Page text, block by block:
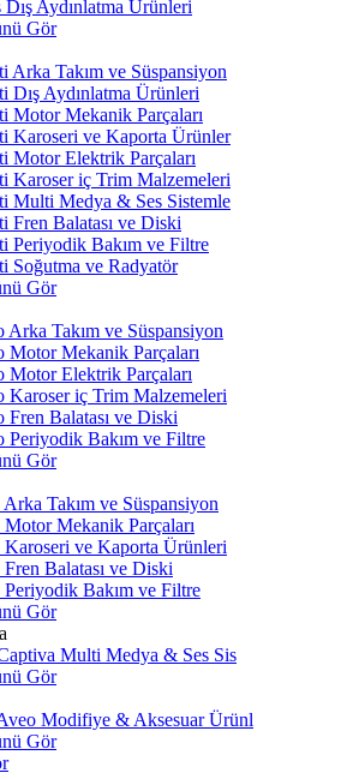
Aydınlatma Ürünleri
Gör
Arka Takım ve Süspansiyon
Dış Aydınlatma Ürünleri
Motor Mekanik Parçaları
Karoseri ve Kaporta Ürünler
Motor Elektrik Parçaları
Karoser iç Trim Malzemeleri
Multi Medya & Ses Sistemle
Fren Balatası ve Diski
Periyodik Bakım ve Filtre
Soğutma ve Radyatör
Gör
Arka Takım ve Süspansiyon
Motor Mekanik Parçaları
Motor Elektrik Parçaları
Karoser iç Trim Malzemeleri
Fren Balatası ve Diski
Periyodik Bakım ve Filtre
Gör
Takım ve Süspansiyon
Motor Mekanik Parçaları
Karoseri ve Kaporta Ürünleri
Balatası ve Diski
Periyodik Bakım ve Filtre
Gör
Multi Medya & Ses Sis
Gör
Modifiye & Aksesuar Ürünl
Gör